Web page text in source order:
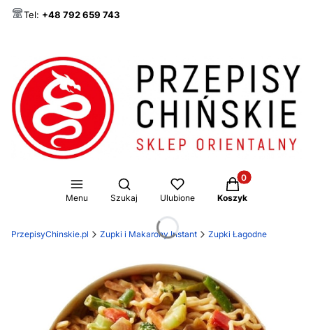
Tel: +48 792 659 743
Menu
Otwórz wyszukiwarkę
Szukaj Ulubione
Produkty w
Koszyk
PrzepisyChinskie.pl Zupki i Makarony Instant Zupki Łagodne